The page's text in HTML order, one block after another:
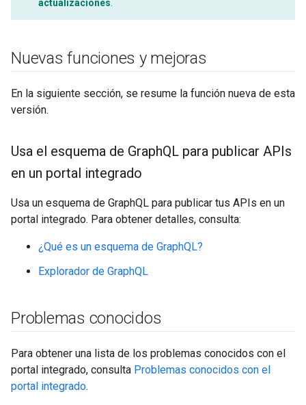
actualizaciones
Nuevas funciones y mejoras
En la siguiente sección, se resume la función nueva de esta
versión.
Usa el esquema de GraphQL para publicar APIs
en un portal integrado
Usa un esquema de GraphQL para publicar tus APIs en un
portal integrado. Para obtener detalles, consulta:
¿Qué es un esquema de GraphQL?
Explorador de GraphQL
Problemas conocidos
Para obtener una lista de los problemas conocidos con el
portal integrado, consulta Problemas conocidos con el
portal integrado.